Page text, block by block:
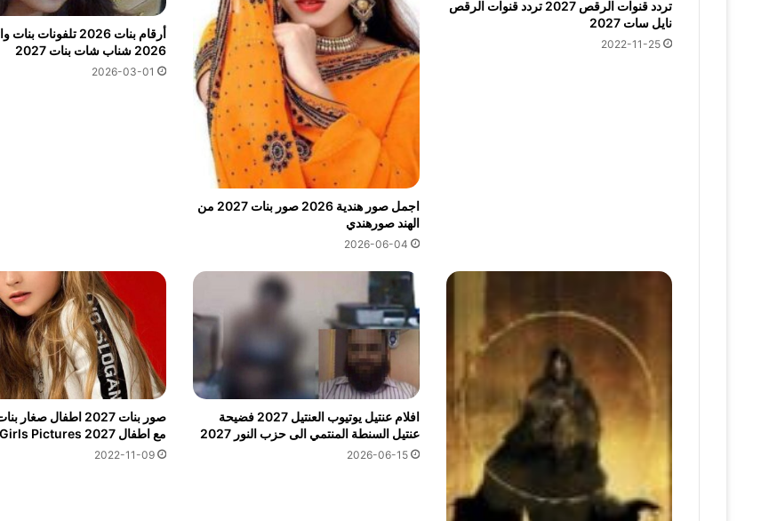
تردد قنوات الرقص 2027 تردد قنوات الرقص
نايل سات 2027
2022-11-25
اجمل صور هندية 2026 صور بنات 2027 من
الهند صورهندي
2026-06-04
أرقام بنات 2026
2026 شناب شات بنات 2027
2026-03-01
افلام عنتيل يوتيوب العنتيل 2027 فضيحة
عنتيل السنطة المنتمي الى حزب النور 2027
2026-06-15
صور بنات 2027 اطفال
مع اطفال Girls Pictures 2027
2022-11-09